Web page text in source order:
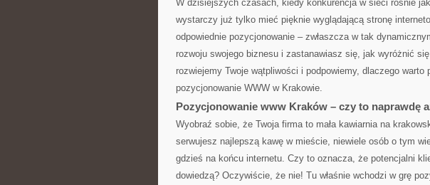
W dzisiejszych czasach, kiedy konkurencja w sieci rośnie
wystarczy już tylko mieć pięknie wyglądającą stronę
odpowiednie pozycjonowanie – zwłaszcza w tak
rozwoju swojego biznesu i zastanawiasz się, jak wyróżnić
rozwiejemy Twoje wątpliwości i podpowiemy, dlaczego warto
pozycjonowanie WWW w Krakowie.
Pozycjonowanie www Kraków – czy to naprawdę
Wyobraź sobie, że Twoja firma to mała kawiarnia na
serwujesz najlepszą kawę w mieście, niewiele osób o tym
gdzieś na końcu internetu. Czy to oznacza, że potencjalni
dowiedzą? Oczywiście, że nie! Tu właśnie wchodzi w grę